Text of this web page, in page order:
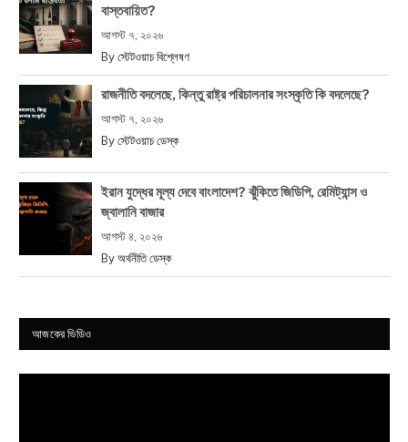
বাস্তবায়িত?
আগস্ট ৭, ২০২৬
By স্টেটওয়াচ বিশ্লেষণ
রাজনীতি বদলেছে, কিন্তু রাষ্ট্র পরিচালনার সংস্কৃতি কি বদলেছে?
আগস্ট ৭, ২০২৬
By স্টেটওয়াচ ডেস্ক
ইরান যুদ্ধের মূল্য দেবে বাংলাদেশ? ঝুঁকিতে জিডিপি, রেমিট্যান্স ও
জ্বালানি বাজার
আগস্ট ৪, ২০২৬
By অর্থনীতি ডেস্ক
আজকের ভিডিও